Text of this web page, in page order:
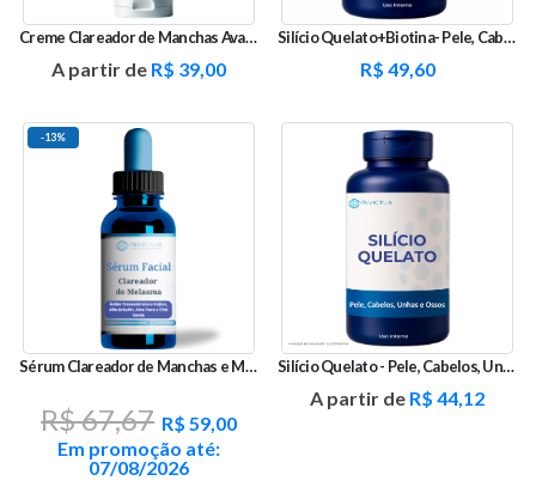
Creme Clareador de Manchas Avançado
A partir de R$ 39,00
Silício Quelato+Biotina- Pele, Cabelos e Unhas
R$ 49,60
-13%
Sérum Clareador de Manchas e Melasma
R$67,67 preço
original
era:
R$ 67,67.
R$ 59,00preço
atual
Em promoção até:
07/08/2026
Silício Quelato - Pele, Cabelos, Unhas e Ossos
A partir de R$ 44,12